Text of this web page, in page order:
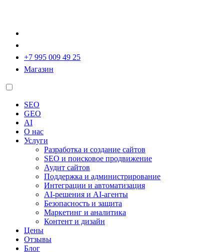
+7 995 009 49 25
Магазин
SEO
GEO
AI
О нас
Услуги
Разработка и создание сайтов
SEO и поисковое продвижение
Аудит сайтов
Поддержка и администрирование
Интеграции и автоматизация
AI-решения и AI-агенты
Безопасность и защита
Маркетинг и аналитика
Контент и дизайн
Цены
Отзывы
Блог